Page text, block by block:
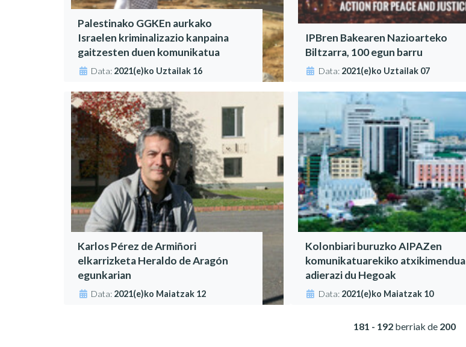
Palestinako GGKEn aurkako
Israelen kriminalizazio kanpaina
gaitzesten duen komunikatua
Data: 2021(e)ko Uztailak 16
IPBren Bakearen Nazioarteko
Biltzarra, 100 egun barru
Data: 2021(e)ko Uztailak 07
Karlos Pérez de Armiñori
elkarrizketa Heraldo de Aragón
egunkarian
Data: 2021(e)ko Maiatzak 12
Kolonbiari buruzko AIPAZen
komunikatuarekiko atxikimendua
adierazi du Hegoak
Data: 2021(e)ko Maiatzak 10
181 - 192 berriak de 200